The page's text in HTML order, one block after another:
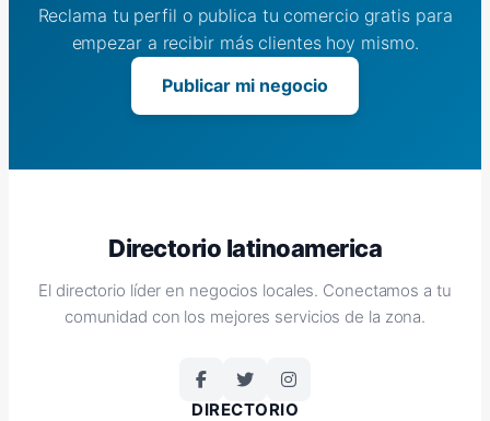
Reclama tu perfil o publica tu comercio gratis para
empezar a recibir más clientes hoy mismo.
Publicar mi negocio
Directorio latinoamerica
El directorio líder en negocios locales. Conectamos a tu
comunidad con los mejores servicios de la zona.
DIRECTORIO